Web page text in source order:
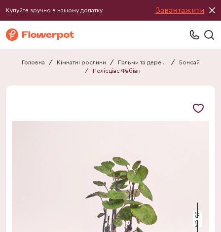
Купуйте зручно в нашому додатку Завантажити
Головна / Кімнатні рослини / Пальми та дерева /
Бонсай
/
Полісціас Фабіан
35 см